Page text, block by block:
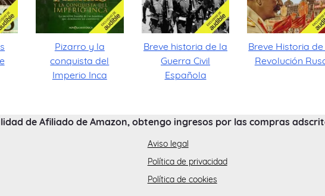
Pizarro y la
conquista del
Imperio Inca
Breve historia de la
Guerra Civil
Española
Breve Historia
Revolución
de Afiliado de Amazon, obtengo ingresos por las compras
Aviso legal
Política de privacidad
Política de cookies